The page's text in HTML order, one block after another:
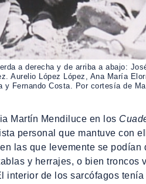
a derecha y de arriba a abajo:
Aurelio López López, Ana María
Fernando Costa. Por cortesía de
Martín Mendiluce en los
personal que mantuve con
las que levemente se
y herrajes, o bien
de los sarcófagos